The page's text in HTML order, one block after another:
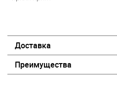
Доставка
Преимущества